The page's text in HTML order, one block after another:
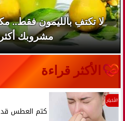
لا تكتفِ بالليمون فقط..
مشروبك
الأكثر قراءة
الأخبار
كتم العطس